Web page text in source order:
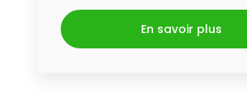
En savoir plus